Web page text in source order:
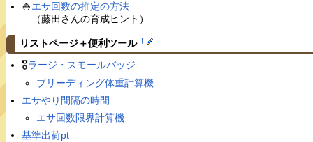
🍚エサ回数の推定の方法
（藤田さんの育成ヒント）
リストページ＋便利ツール †
🎖ラージ・スモールバッジ
ブリーディング体重計算機
エサやり間隔の時間
エサ回数限界計算機
基準出荷pt